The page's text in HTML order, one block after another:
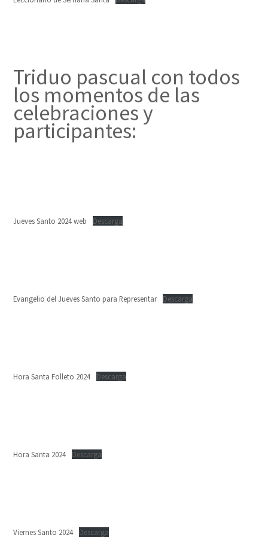
Triduo pascual con todos
los momentos de las
celebraciones y
participantes:
Jueves Santo 2024 web Descarga
Evangelio del Jueves Santo para Representar Descarga
Hora Santa Folleto 2024 Descarga
Hora Santa 2024 Descarga
Viernes Santo 2024 Descarga